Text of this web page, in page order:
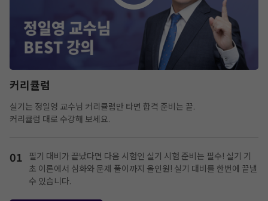
커리큘럼
실기는 정일영 교수님 커리큘럼만 타면 합격 준비는 끝.
커리큘럼 대로 수강해 보세요.
01 필기 대비가 끝났다면 다음 시험인 실기 시험 준비는 필수! 실기 기
초 이론에서 심화와 문제 풀이까지 올인원! 실기 대비를 한번에 끝낼
수 있습니다.